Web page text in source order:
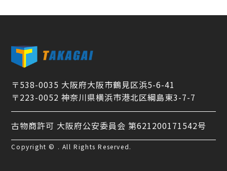
〒538-0035 大阪府大阪市鶴見区浜5-6-41
〒223-0052 神奈川県横浜市港北区綱島東3-7-7
古物商許可 大阪府公安委員会 第621200171542号
Copyright © . All Rights Reserved.